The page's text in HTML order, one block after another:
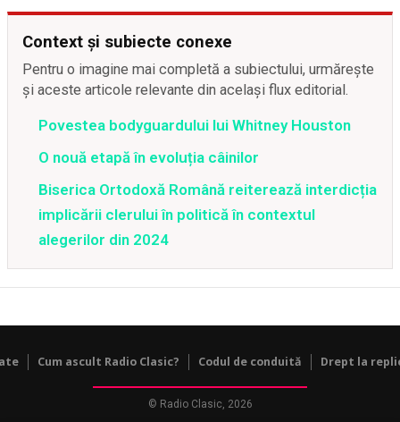
Context și subiecte conexe
Pentru o imagine mai completă a subiectului, urmărește
și aceste articole relevante din același flux editorial.
Povestea bodyguardului lui Whitney Houston
O nouă etapă în evoluția câinilor
Biserica Ortodoxă Română reiterează interdicția
implicării clerului în politică în contextul
alegerilor din 2024
Cum ascult Radio Clasic? Codul de conduită Drept la
© Radio Clasic, 2026